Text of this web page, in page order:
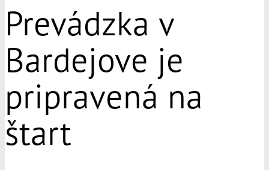
Prevádzka v
Bardejove je
pripravená na
štart